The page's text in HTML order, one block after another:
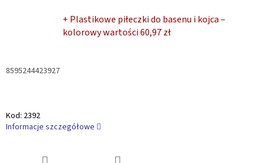
+ Plastikowe piłeczki do basenu i kojca –
kolorowywartości 60,97 zł
8595244423927
Kod: 2392
Informacje szczegółowe